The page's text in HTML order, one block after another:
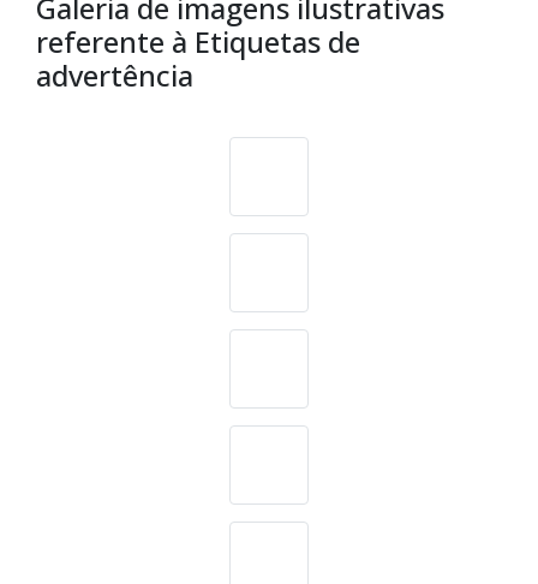
Galeria de imagens ilustrativas
referente à Etiquetas de
advertência